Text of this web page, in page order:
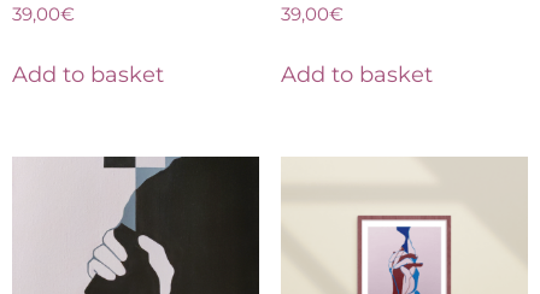
39,00€
Add to basket
39,00€
Add to basket